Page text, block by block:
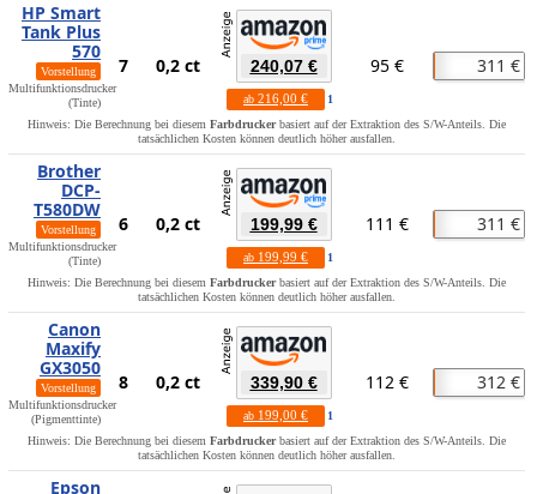
HP Smart
Tank Plus
570
Vorstellung
Multifunktionsdrucker
(Tinte)
7 0,2 ct 240,07 €
ab 216,00 € 1
95 € 311 €
Hinweis: Die Berechnung bei diesem Farbdruckerbasiert auf der Extraktion des S/W-Anteils. Die
tatsächlichen Kosten können deutlich höher ausfallen.
Brother
DCP-
T580DW
Vorstellung
Multifunktionsdrucker
(Tinte)
6 0,2 ct 199,99 €
ab 199,99 € 1
111 € 311 €
Hinweis: Die Berechnung bei diesem Farbdruckerbasiert auf der Extraktion des S/W-Anteils. Die
tatsächlichen Kosten können deutlich höher ausfallen.
Canon
Maxify
GX3050
Vorstellung
Multifunktionsdrucker
(Pigmenttinte)
8 0,2 ct 339,90 €
ab 199,00 € 1
112 € 312 €
Hinweis: Die Berechnung bei diesem Farbdruckerbasiert auf der Extraktion des S/W-Anteils. Die
tatsächlichen Kosten können deutlich höher ausfallen.
Epson